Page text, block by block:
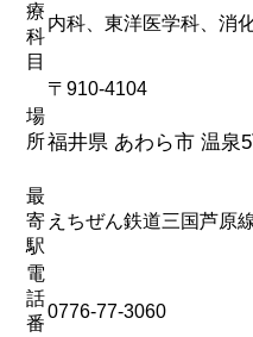
療
科
目
内科、東洋医学科、消
場
所
〒910-4104
福井県 あわら市 温泉
最
寄
駅
えちぜん鉄道三国芦原
電
話
番
0776-77-3060